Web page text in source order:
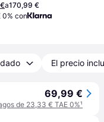
a170,99 €
0% con
El precio
69,99 €
de 23,33 € TAE 0%¹